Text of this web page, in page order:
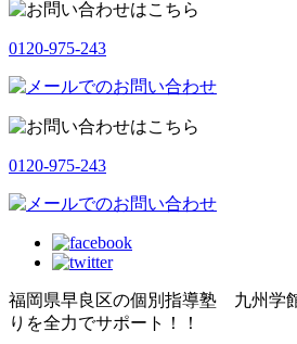
0120-975-243
0120-975-243
福岡県早良区の個別指導塾 九州学
りを全力でサポート！！